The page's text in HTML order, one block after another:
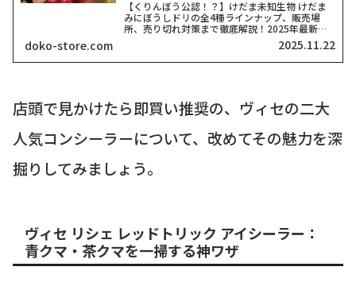
【くりんぼう公認！？】けだま未知生物 けだま
みにぼうしドリの全4種ラインナップ、販売場
所、売り切れ対策まで徹底解説！2025年最新情
報こんにちは！ガジェットから生活雑貨まで、気
になるトレンドを追いかける筆者「どこストア」
です！突然ですが、2...
doko-store.com 2025.11.22
店頭で見かけたら即買い推奨の、ヴィセの二大
人気コンシーラーについて、改めてその魅力を深
掘りしてみましょう。
ヴィセ リシェ レッドトリック アイシーラー：
青クマ・茶クマを一掃する神ワザ